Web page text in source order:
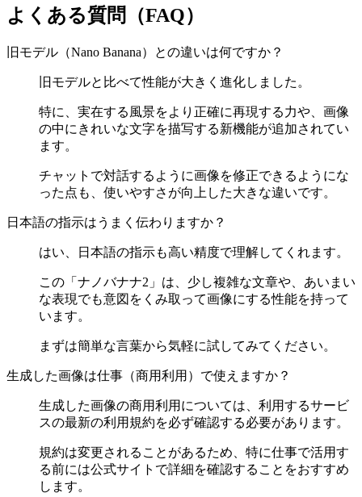
よくある質問（FAQ）
旧モデル（Nano Banana）との違いは何ですか？
旧モデルと比べて性能が大きく進化しました。
特に、実在する風景をより正確に再現する力や、画像
の中にきれいな文字を描写する新機能が追加されてい
ます。
チャットで対話するように画像を修正できるようにな
った点も、使いやすさが向上した大きな違いです。
日本語の指示はうまく伝わりますか？
はい、日本語の指示も高い精度で理解してくれます。
この「ナノバナナ2」は、少し複雑な文章や、あいまい
な表現でも意図をくみ取って画像にする性能を持って
います。
まずは簡単な言葉から気軽に試してみてください。
生成した画像は仕事（商用利用）で使えますか？
生成した画像の商用利用については、利用するサービ
スの最新の利用規約を必ず確認する必要があります。
規約は変更されることがあるため、特に仕事で活用す
る前には公式サイトで詳細を確認することをおすすめ
します。